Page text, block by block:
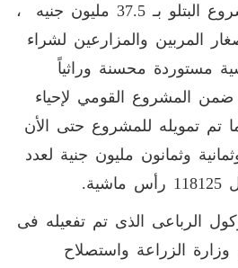
على تمويل جديد لمشروع البتلو بـ 37.5 مليون جنيه ،
193 من صغار المربين والمزارعين لشراء
رأس ماشية مستوردة محسنة وراثياً
ضمن المشروع القومي لإحياء
تم تمويله للمشروع حتى الأن
وثمانون مليون جنية لعدد
الرباعى الذى تم تفعيله فى
كل من وزارة الزراعة واستصلاح